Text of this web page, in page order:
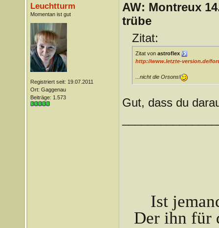
Leuchtturm
Momentan ist gut
Registriert seit: 19.07.2011
Ort: Gaggenau
Beiträge: 1.573
AW: Montreux
trübe
Zitat:
Zitat von astroflex
http://www.letzte-version.de/
...nicht die Orsons!
Gut, dass du
Ist
Der ihn für